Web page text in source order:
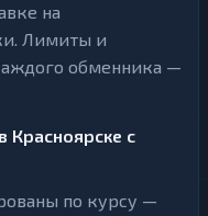
на
Лимиты и
обменника —
Красноярске с
по курсу —